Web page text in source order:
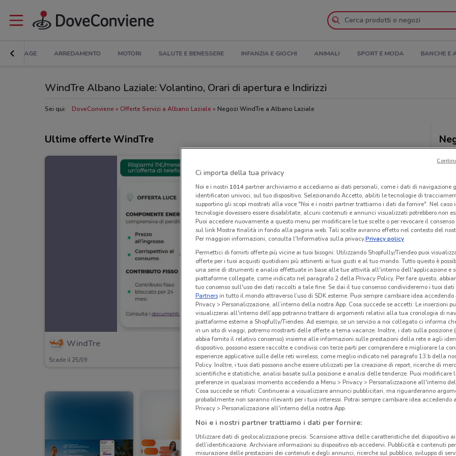
BRICOLAGE ARREDAMENTO MOTORI SALUTE E BENESSERE INFANZIA E GIOCHI ANIMALI SPORT E MODA BANCHE E
WindTre Albano Laziale: Volantino, Orari di apertura e Indirizzi
Sei qui: DoveConviene Offerte Servizi a Albano Laziale Negozi WindTre a Albano Laziale
Ultime offerte WindTre
WindTre
Scade il 25/09 329 m
dal
Ci importa della tua privacy
Noi e i nostri 1014partner archiviamo e accediamo ai dati personali, come i dati di navigazione
identificatori univoci, sul tuo dispositivo. Selezionando Accetto, abiliti le tecnologie di
supportino gli scopi mostrati alla voce "Noi e i nostri partner trattiamo i dati da fornire". Nel caso
tecnologie dovessero essere disabilitate, alcuni contenuti e annunci visualizzati potrebbero non
Puoi accedere nuovamente a questo menu per modificare le tue scelte o per revocare il
sul link Mostra finalità in fondo alla pagina web. Tali scelte avranno effetto nel contesto del
Per maggiori informazioni, consulta l'Informativa sulla privacy.Privacy policy
Permettici di fornirti offerte più vicine ai tuoi bisogni: Utilizzando Shopfully/Tiendeo puoi
offerte per i tuoi acquisti quotidiani più attinenti ai tuoi gusti e al tuo mondo. Tutto questo è
una serie di strumenti e analisi effettuate in base alle tue attività all'interno dell'applicazione e
piattaforme collegate, come indicato nel paragrafo 2 della Privacy Policy. Per fare questo,
tuo consenso sull'uso dei dati raccolti a tale fine. Se dai il tuo consenso condivideremo i tuoi dati
Partnersin tutto il mondo attraverso l’uso di SDK esterne. Puoi sempre cambiare idea accedendo
Privacy > Personalizzazione, all’interno della nostra App. Cosa succede se accetti: Le inserzioni
visualizzerai all'interno dell’app potranno trattare di argomenti relativi alla tua cronologia di
piattaforme esterne a Shopfully/Tiendeo. Ad esempio, se un servizio a noi collegato ci informa
in un sito di viaggi, potremo mostrarti delle offerte a tema vacanze. Inoltre, i dati sulla posizione
abbia fornito il relativo consenso) insieme alle informazioni sulle prestazioni della rete e agli
dispositivo, possono essere raccolte e condivisi con terze parti per comprendere e migliorare la
esperienze applicative sulle delle reti wireless, come meglio indicato nel paragrafo 13.b della
Policy. Inoltre, i tuoi dati possono anche essere utilizzati per la creazione di report, ricerche di
scientifiche e statistiche, analisi basate sulla posizione e analisi delle tendenze. Puoi modificare
preferenze in qualsiasi momento accedendo a Menu > Privacy > Personalizzazione all'interno
Cosa succede se rifiuti: Continuerai a visualizzare annunci pubblicitari, ma riguarderanno
probabilmente non saranno rilevanti per i tuoi interessi. Potrai sempre cambiare idea accedendo
Privacy > Personalizzazione all'interno della nostra App.
Noi e i nostri partner trattiamo i dati per fornire:
Utilizzare dati di geolocalizzazione precisi. Scansione attiva delle caratteristiche del dispositivo
dell’identificazione. Archiviare informazioni su dispositivo e/o accedervi. Pubblicità e contenuti
misurazione delle prestazioni dei contenuti e degli annunci, ricerche sul pubblico, sviluppo di